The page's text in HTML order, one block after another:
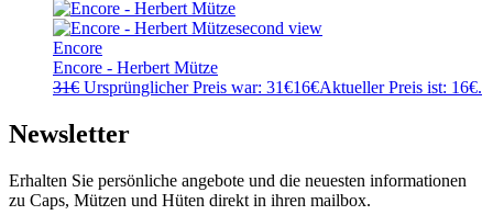
Encore
Encore - Herbert Mütze
31€ Ursprünglicher Preis war: 31€16€Aktueller Preis ist: 16€.
Newsletter
Erhalten Sie persönliche angebote und die neuesten informationen
zu Caps, Mützen und Hüten direkt in ihren mailbox.